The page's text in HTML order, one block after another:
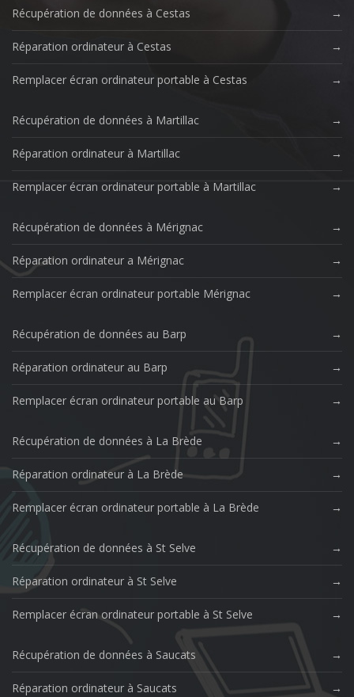
Récupération de données à Cestas
Réparation ordinateur à Cestas
Remplacer écran ordinateur portable à Cestas
Récupération de données à Martillac
Réparation ordinateur à Martillac
Remplacer écran ordinateur portable à Martillac
Récupération de données à Mérignac
Réparation ordinateur a Mérignac
Remplacer écran ordinateur portable Mérignac
Récupération de données au Barp
Réparation ordinateur au Barp
Remplacer écran ordinateur portable au Barp
Récupération de données à La Brède
Réparation ordinateur à La Brède
Remplacer écran ordinateur portable à La Brède
Récupération de données à St Selve
Réparation ordinateur à St Selve
Remplacer écran ordinateur portable à St Selve
Récupération de données à Saucats
Réparation ordinateur à Saucats